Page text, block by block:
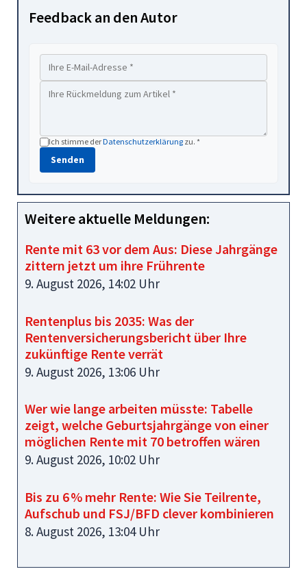
Feedback an den Autor
Ich stimme derDatenschutzerklärung zu. *
Senden
Weitere aktuelle Meldungen:
Rente mit 63 vor dem Aus: Diese Jahrgänge
zittern jetzt um ihre Frührente
9. August 2026, 14:02 Uhr
Rentenplus bis 2035: Was der
Rentenversicherungsbericht über Ihre
zukünftige Rente verrät
9. August 2026, 13:06 Uhr
Wer wie lange arbeiten müsste: Tabelle
zeigt, welche Geburtsjahrgänge von einer
möglichen Rente mit 70 betroffen wären
9. August 2026, 10:02 Uhr
Bis zu 6 % mehr Rente: Wie Sie Teilrente,
Aufschub und FSJ/BFD clever kombinieren
8. August 2026, 13:04 Uhr